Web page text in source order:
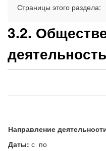
Страницы этого раздела:
3.2.
деятельность
Направление
Даты: с по